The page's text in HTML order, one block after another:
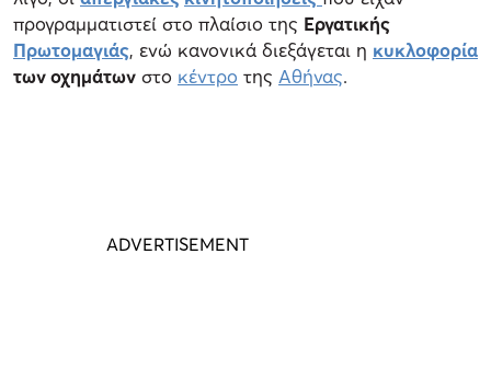
προγραμματιστεί στο πλαίσιο της Εργατικής
Πρωτομαγιάς, ενώ κανονικά διεξάγεται η κυκλοφορία
των οχημάτων στο κέντρο της Αθήνας.